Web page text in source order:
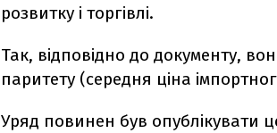
розвитку і торгівлі.
Так, відповідно до документу,
паритету (середня ціна
Уряд повинен був опублікувати